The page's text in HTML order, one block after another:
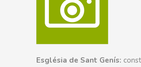
Església de Sant Genís: